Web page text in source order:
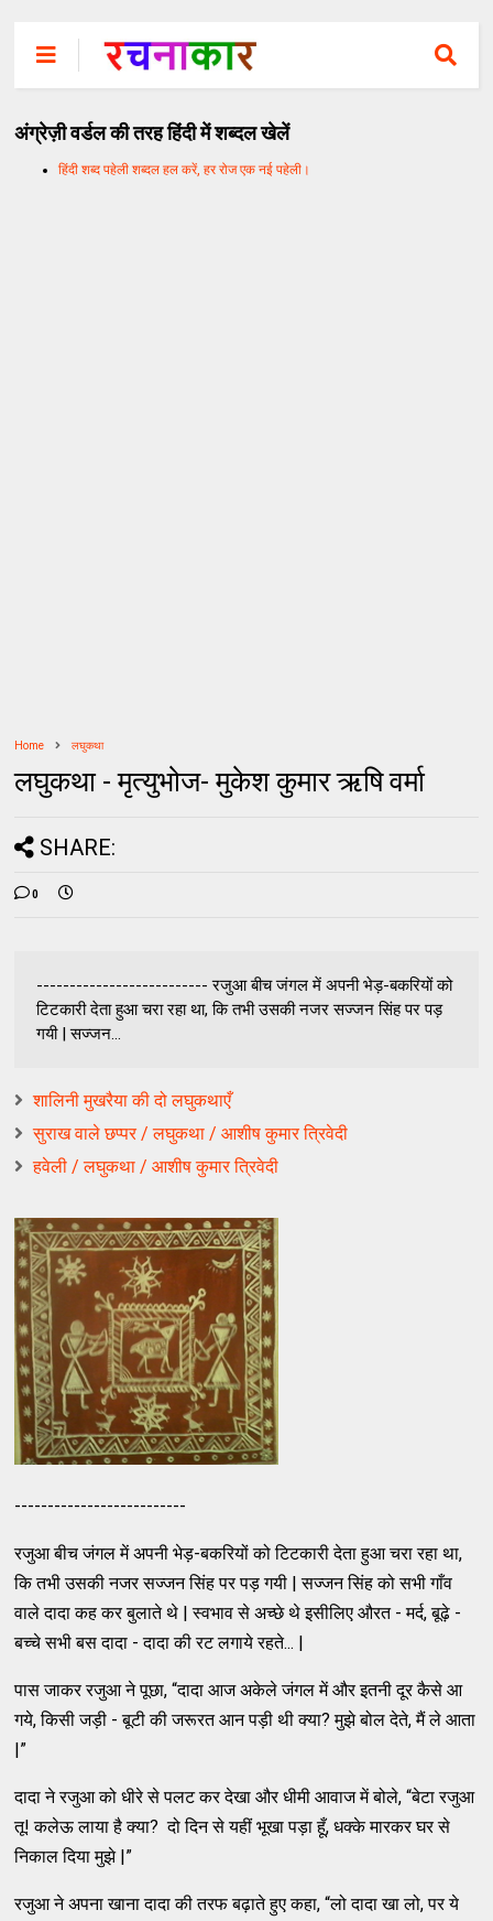
अंग्रेज़ी वर्डल की तरह हिंदी में शब्दल खेलें
हिंदी शब्द पहेली शब्दल हल करें, हर रोज एक नई पहेली।
Home लघुकथा
लघुकथा - मृत्युभोज- मुकेश कुमार ऋषि वर्मा
SHARE:
0
-------------------------- रजुआ बीच जंगल में अपनी भेड़-बकरियों को
टिटकारी देता हुआ चरा रहा था, कि तभी उसकी नजर सज्जन सिंह पर पड़
गयी | सज्जन...
शालिनी मुखरैया की दो लघुकथाएँ
सुराख वाले छप्पर / लघुकथा / आशीष कुमार त्रिवेदी
हवेली / लघुकथा / आशीष कुमार त्रिवेदी
--------------------------
रजुआ बीच जंगल में अपनी भेड़-बकरियों को टिटकारी देता हुआ चरा रहा था,
कि तभी उसकी नजर सज्जन सिंह पर पड़ गयी | सज्जन सिंह को सभी गाँव
वाले दादा कह कर बुलाते थे | स्वभाव से अच्छे थे इसीलिए औरत - मर्द, बूढ़े -
बच्चे सभी बस दादा - दादा की रट लगाये रहते... |
पास जाकर रजुआ ने पूछा, “दादा आज अकेले जंगल में और इतनी दूर कैसे आ
गये, किसी जड़ी - बूटी की जरूरत आन पड़ी थी क्या? मुझे बोल देते, मैं ले आता
|”
दादा ने रजुआ को धीरे से पलट कर देखा और धीमी आवाज में बोले, “बेटा रजुआ
तू! कलेऊ लाया है क्या? दो दिन से यहीं भूखा पड़ा हूँ, धक्के मारकर घर से
निकाल दिया मुझे |”
रजुआ ने अपना खाना दादा की तरफ बढ़ाते हुए कहा, “लो दादा खा लो, पर ये